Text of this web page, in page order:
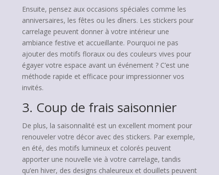
Ensuite, pensez aux occasions spéciales comme les
anniversaires, les fêtes ou les dîners. Les stickers pour
carrelage peuvent donner à votre intérieur une
ambiance festive et accueillante. Pourquoi ne pas
ajouter des motifs floraux ou des couleurs vives pour
égayer votre espace avant un événement ? C’est une
méthode rapide et efficace pour impressionner vos
invités.
3. Coup de frais saisonnier
De plus, la saisonnalité est un excellent moment pour
renouveler votre décor avec des stickers. Par exemple,
en été, des motifs lumineux et colorés peuvent
apporter une nouvelle vie à votre carrelage, tandis
qu’en hiver, des designs chaleureux et douillets peuvent